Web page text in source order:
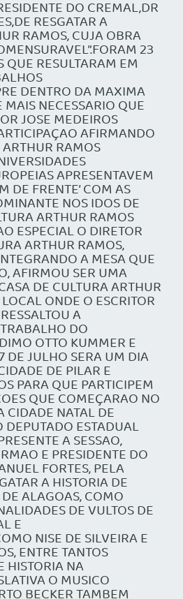
DO CREMAL,DR
RESGATAR A
RAMOS, CUJA OBRA
23
QUE RESULTARAM EM
DENTRO DA MAXIMA
MAIS NECESSARIO QUE
JOSE MEDEIROS
AFIRMANDO
RAMOS
APRESENTAVEM
DE FRENTE’ COM AS
NOS IDOS DE
ARTHUR RAMOS
ESPECIAL O DIRETOR
ARTHUR RAMOS,
A MESA QUE
AFIRMOU SER UMA
DE CULTURA ARTHUR
ONDE O ESCRITOR
A
DO
OTTO KUMMER E
DE JULHO SERA UM DIA
DE PILAR E
PARA QUE PARTICIPEM
QUE COMEÇARAO NO
CIDADE NATAL DE
DEPUTADO ESTADUAL
A SESSAO,
E PRESIDENTE DO
FORTES, PELA
A HISTORIA DE
ALAGOAS, COMO
DE VULTOS DE
E
NISE DE SILVEIRA E
ENTRE TANTOS
HISTORIA NA
O MUSICO